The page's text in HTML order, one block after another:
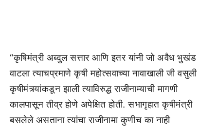
“कृषिमंत्री अब्दुल सत्तार आणि इतर यांनी जो अवैध भुखंड
वाटला त्याचप्रमाणे कृषी महोत्सवाच्या नावाखाली जी वसुली
कृषीमंत्र्यांकडून झाली त्याविरुद्ध राजीनाम्याची मागणी
कालपासून तीव्र होणे अपेक्षित होती. सभागृहात कृषीमंत्री
बसलेले असताना त्यांचा राजीनामा कुणीच का नाही